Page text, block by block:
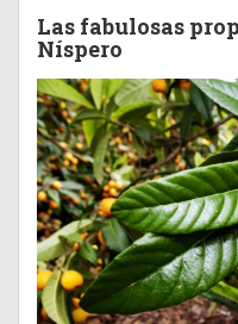
Las fabulosas
Níspero